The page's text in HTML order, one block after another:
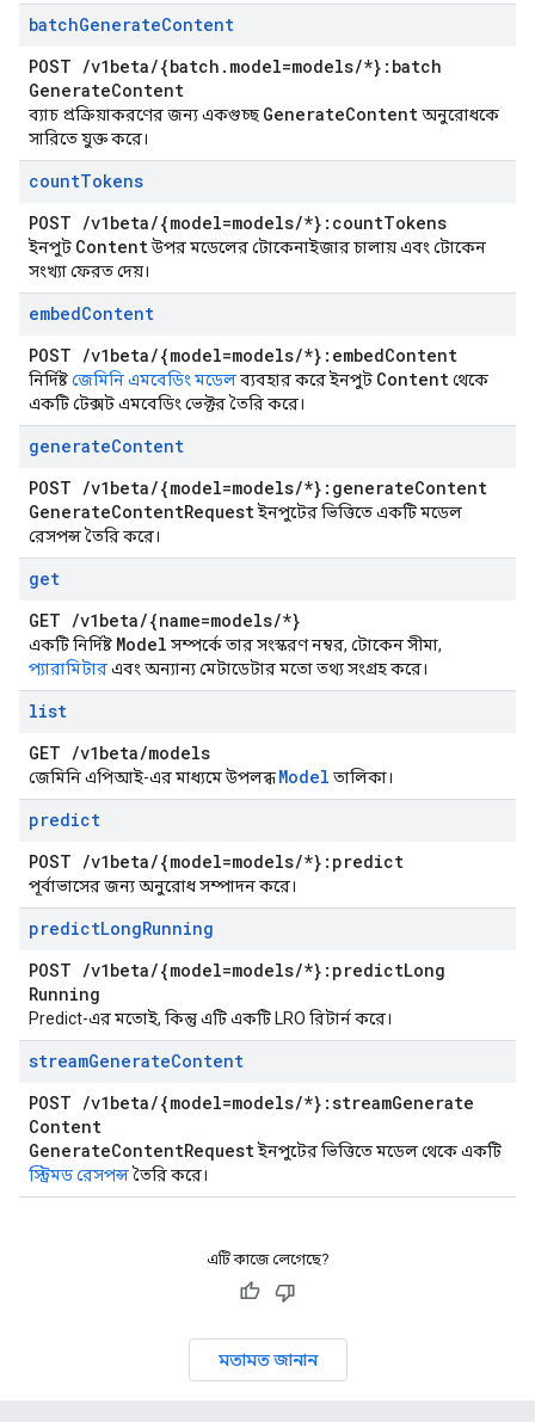
batchGenerateContent
POST /v1beta/{batch . model=models/*}:batch
GenerateContent
ব্যাচ প্রক্রিয়াকরণের জন্য একগুচ্ছ GenerateContentঅনুরোধকে
সারিতে যুক্ত করে।
countTokens
POST /v1beta/{model=models/*}:countTokens
ইনপুট Contentউপর মডেলের টোকেনাইজার চালায় এবং টোকেন
সংখ্যা ফেরত দেয়।
embedContent
POST /v1beta/{model=models/*}:embedContent
নির্দিষ্টজেমিনি এমবেডিং মডেলব্যবহার করে ইনপুট Contentথেকে
একটি টেক্সট এমবেডিং ভেক্টর তৈরি করে।
generateContent
POST /v1beta/{model=models/*}:generateContent
GenerateContentRequestইনপুটের ভিত্তিতে একটি মডেল
রেসপন্স তৈরি করে।
get
GET /v1beta/{name=models/*}
একটি নির্দিষ্ট Model সম্পর্কে তার সংস্করণ নম্বর, টোকেন সীমা,
প্যারামিটারএবং অন্যান্য মেটাডেটার মতো তথ্য সংগ্রহ করে।
list
GET /v1beta/models
জেমিনি এপিআই-এর মাধ্যমে উপলব্ধModel তালিকা।
predict
POST /v1beta/{model=models/*}:predict
পূর্বাভাসের জন্য অনুরোধ সম্পাদন করে।
predictLongRunning
POST /v1beta/{model=models/*}:predictLong
Running
Predict-এর মতোই, কিন্তু এটি একটি LRO রিটার্ন করে।
streamGenerateContent
POST /v1beta/{model=models/*}:streamGenerate
Content
GenerateContentRequestইনপুটের ভিত্তিতে মডেল থেকে একটি
স্ট্রিমড রেসপন্সতৈরি করে।
এটি কাজে লেগেছে?
মতামত জানান